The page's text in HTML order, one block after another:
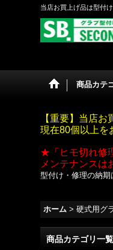
当店お買上げ品は型付
商品カテ
【重要】当店
現在80個以上を
★「ヒモ切れ修
メンテナンスは
型付け・修理の納期
ホーム > 硬式用グ
商品カテゴリ一覧